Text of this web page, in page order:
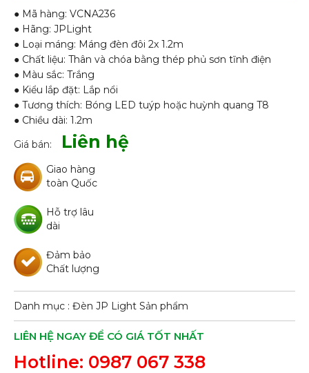
● Mã hàng: VCNA236
● Hãng: JPLight
● Loại máng: Máng đèn đôi 2x 1.2m
● Chất liệu: Thân và chóa bằng thép phủ sơn tĩnh điện
● Màu sắc: Trắng
● Kiểu lắp đặt: Lắp nổi
● Tương thích: Bóng LED tuýp hoặc huỳnh quang T8
● Chiều dài: 1.2m
Giá bán:
Liên hệ
Giao hàng
toàn Quốc
Hỗ trợ lâu
dài
Đảm bảo
Chất lượng
Danh mục : Đèn JP Light Sản phẩm
LIÊN HỆ NGAY ĐỂ CÓ GIÁ TỐT NHẤT
Hotline: 0987 067 338